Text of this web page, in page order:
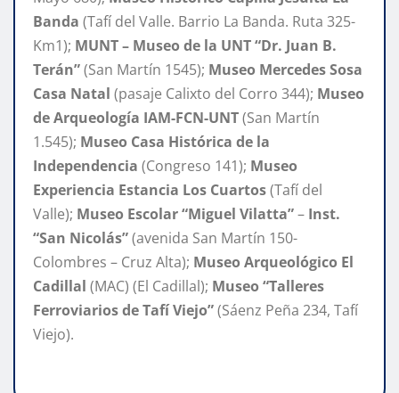
Banda (Tafí del Valle. Barrio La Banda. Ruta 325-
Km1); MUNT – Museo de la UNT “Dr. Juan B.
Terán”(San Martín 1545); Museo Mercedes Sosa
Casa Natal (pasaje Calixto del Corro 344); Museo
de Arqueología IAM-FCN-UNT(San Martín
1.545); Museo Casa Histórica de la
Independencia (Congreso 141); Museo
Experiencia Estancia Los Cuartos(Tafí del
Valle); Museo Escolar “Miguel Vilatta”– Inst.
“San Nicolás”(avenida San Martín 150-
Colombres – Cruz Alta); Museo Arqueológico El
Cadillal (MAC) (El Cadillal); Museo “Talleres
Ferroviarios de Tafí Viejo”(Sáenz Peña 234, Tafí
Viejo).